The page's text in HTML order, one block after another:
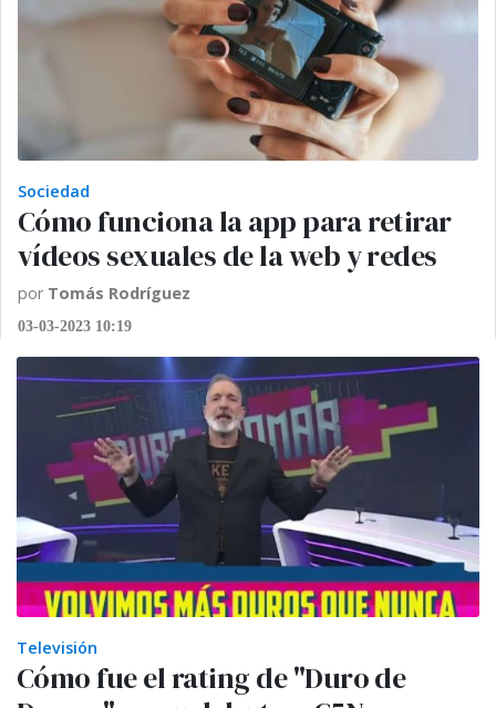
Sociedad
Cómo funciona la app para retirar
vídeos sexuales de la web y redes
por Tomás Rodríguez
03-03-2023 10:19
Televisión
Cómo fue el rating de "Duro de